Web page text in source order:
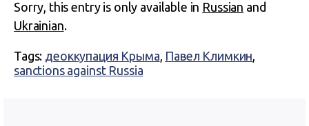
Sorry, this entry is only available in Russian and
Ukrainian.
Tags: деоккупация Крыма, Павел Климкин,
sanctions against Russia